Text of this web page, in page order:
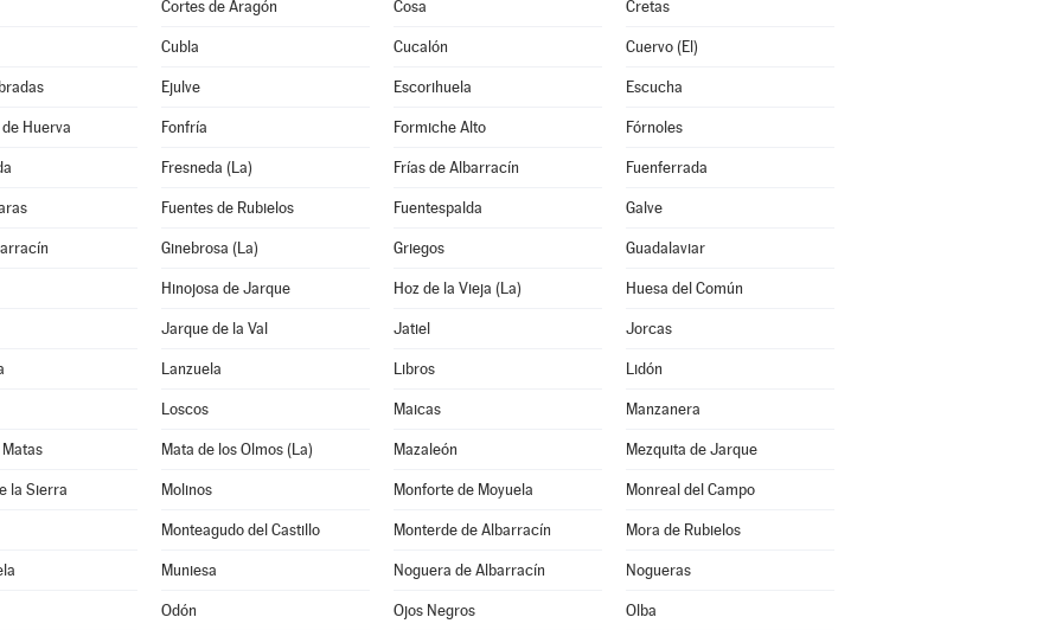
Cortes de Aragón Cosa Cretas
Cubla Cucalón Cuervo (El)
Ejulve Escorihuela Escucha
Huerva Fonfría Formiche Alto Fórnoles
Fresneda (La) Frías de Albarracín Fuenferrada
Fuentes de Rubielos Fuentespalda Galve
Ginebrosa (La) Griegos Guadalaviar
Hinojosa de Jarque Hoz de la Vieja (La) Huesa del Común
Jarque de la Val Jatiel Jorcas
Lanzuela Libros Lidón
Loscos Maicas Manzanera
Matas Mata de los Olmos (La) Mazaleón Mezquita de Jarque
la Sierra Molinos Monforte de Moyuela Monreal del Campo
Monteagudo del Castillo Monterde de Albarracín Mora de Rubielos
Muniesa Noguera de Albarracín Nogueras
Odón Ojos Negros Olba